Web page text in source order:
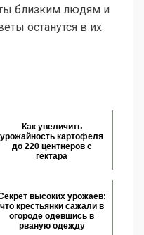
близким людям и
останутся в их
Как увеличить
урожайность картофеля
до 220 центнеров с
гектара
высоких урожаев:
что крестьянки сажали в
огороде одевшись в
рваную одежду